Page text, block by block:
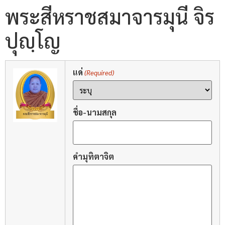
พระสีหราชสมาจารมุนี จิร
ปุญฺโญ
แด่ (Required)
ชื่อ-นามสกุล
คำมุทิตาจิต